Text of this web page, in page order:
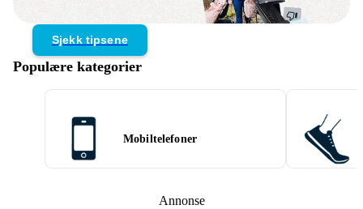
Sjekk tipsene
Populære kategorier
Mobiltelefoner
Annonse